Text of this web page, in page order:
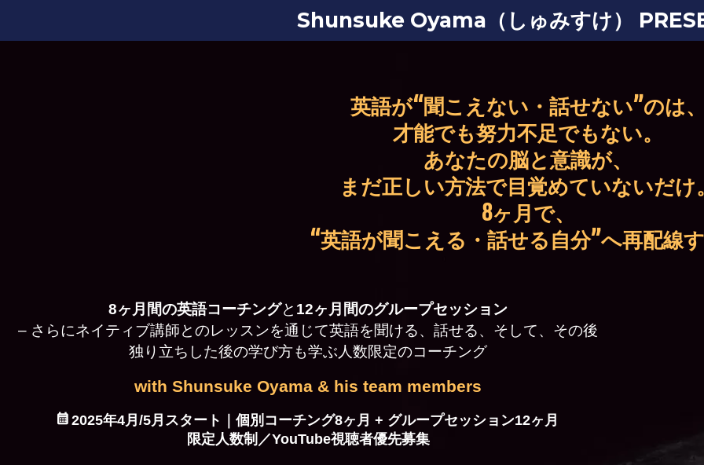
Shunsuke Oyama（しゅみすけ）
英語が“聞こえない・話せない”のは
才能でも努力不足でもない。
あなたの脳と意識が、
まだ正しい方法で目覚めていないだけ
8ヶ月で、
“英語が聞こえる・話せる自分”へ再配線
8ヶ月間の英語コーチングと 12ヶ月間のグループセッション
– さらにネイティブ講師とのレッスンを通じて英語を聞ける、話せる、そして、その後
独り立ちした後の学び方も学ぶ人数限定のコーチング
with Shunsuke Oyama & his team members
2025年4月/5月スタート｜個別コーチング8ヶ月 + グループセッション12ヶ月
限定人数制／YouTube視聴者優先募集